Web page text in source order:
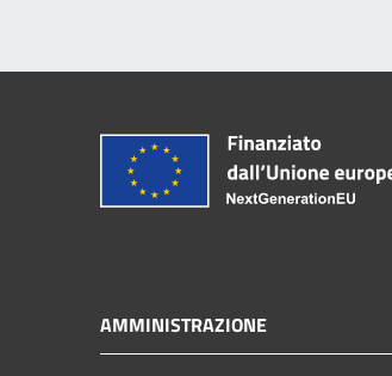
AMMINISTRAZIONE